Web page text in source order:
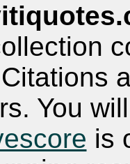
You
is